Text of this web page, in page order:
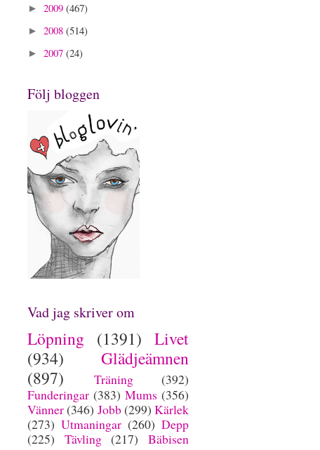
► 2009 (467)
► 2008 (514)
► 2007 (24)
Följ bloggen
Vad jag skriver om
Löpning (1391) Livet
(934)
Glädjeämnen
(897)
Träning
(392)
Funderingar (383) Mums (356)
Vänner(346) Jobb(299) Kärlek
(273) Utmaningar (260) Depp
(225)
Tävling (217)
Bäbisen